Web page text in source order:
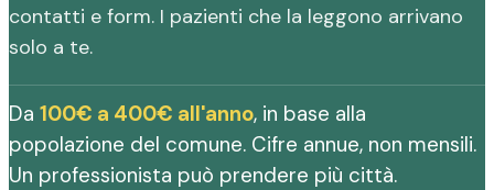
contatti e form. I pazienti che la leggono arrivano
solo a te.
Da 100€ a 400€ all'anno, in base alla
popolazione del comune. Cifre annue, non mensili.
Un professionista può prendere più città.